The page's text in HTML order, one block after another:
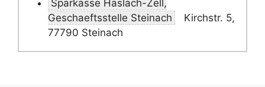
Sparkasse Haslach-Zell,
Geschaeftsstelle Steinach
Kirchstr. 5,
77790 Steinach